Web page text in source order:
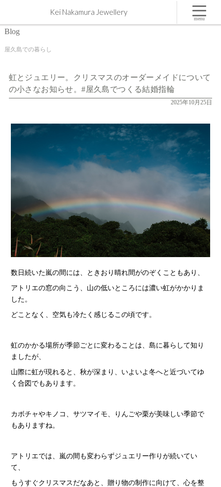
虹とジュエリー。クリスマスのオーダーメイドについての小さなお知らせ。#屋久島でつくる結
婚指輪 | 屋久島,ジュエリー,オーダーメイドのマリッジリング（結婚・婚約指輪）制作 | Kei
Kei Nakamura Jewellery
Blog
屋久島での暮らし
虹とジュエリー。クリスマスのオーダーメイドについて
の小さなお知らせ。#屋久島でつくる結婚指輪
2025年10月25日
数日続いた嵐の間には、ときおり晴れ間がのぞくこともあり、
アトリエの窓の向こう、山の低いところには濃い虹がかかりま
した。
どことなく、空気も冷たく感じるこの頃です。
虹のかかる場所が季節ごとに変わることは、島に暮らして知り
ましたが、
山際に虹が現れると、秋が深まり、いよいよ冬へと近づいてゆ
く合図でもあります。
カボチャやキノコ、サツマイモ、りんごや栗が美味しい季節で
もありますね。
アトリエでは、嵐の間も変わらずジュエリー作りが続いてい
て、
もうすぐクリスマスだなあと、贈り物の制作に向けて、心を整
menu